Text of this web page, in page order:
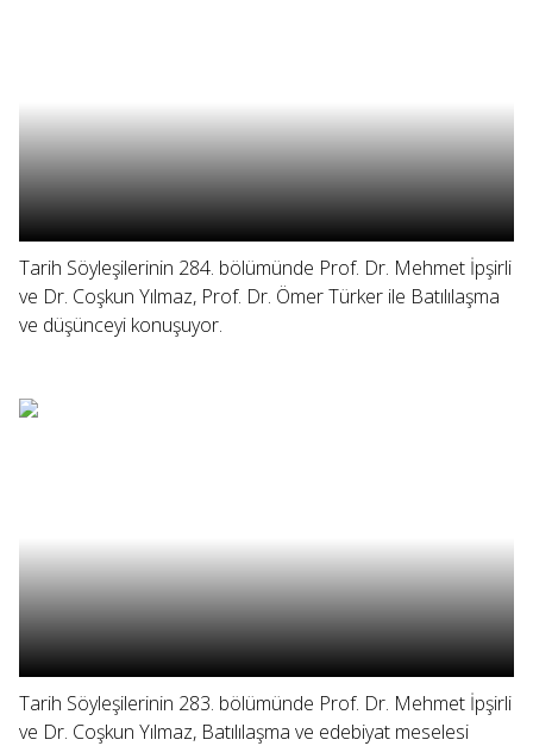
Tarih Söyleşilerinin 284. bölümünde Prof. Dr. Mehmet İpşirli
ve Dr. Coşkun Yılmaz, Prof. Dr. Ömer Türker ile Batılılaşma
ve düşünceyi konuşuyor.
Tarih Söyleşilerinin 283. bölümünde Prof. Dr. Mehmet İpşirli
ve Dr. Coşkun Yılmaz, Batılılaşma ve edebiyat meselesi